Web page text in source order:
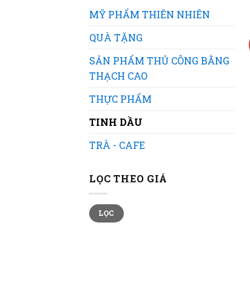
MỸ PHẨM THIÊN NHIÊN
QUÀ TẶNG
SẢN PHẨM THỦ CÔNG BẰNG
THẠCH CAO
THỰC PHẨM
TINH DẦU
TRÀ - CAFE
LỌC THEO GIÁ
Giá
thấp
nhất
Giá
cao
nhất
LỌC